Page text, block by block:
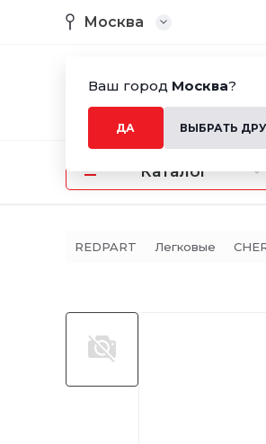
Ваш город Москва?
ДА ВЫБРАТЬ
Москва
Каталог
REDPART Легковые